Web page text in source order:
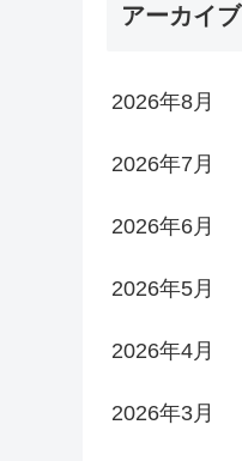
アーカイブ
2026年8月
2026年7月
2026年6月
2026年5月
2026年4月
2026年3月